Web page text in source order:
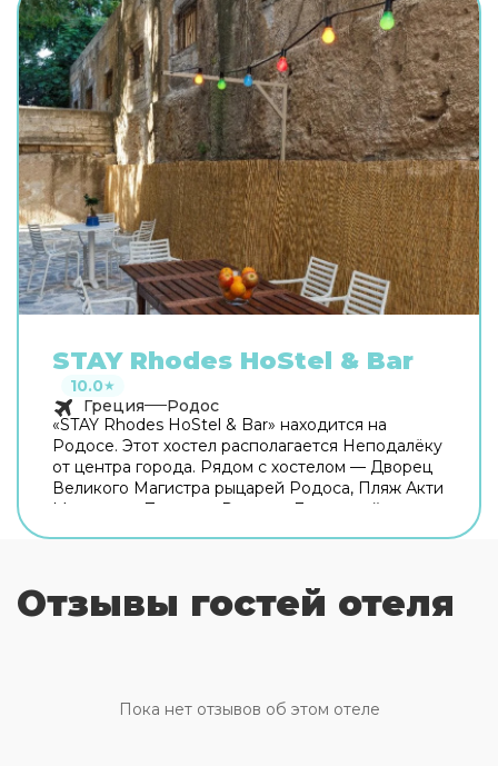
STAY Rhodes HoStel & Bar
10.0★
Греция
Родос
«STAY Rhodes HoStel & Bar» находится на
Родосе. Этот хостел располагается Неподалёку
от центра города. Рядом с хостелом — Дворец
Великого Магистра рыцарей Родоса, Пляж Акти
Миаоули и Площадь Римини. Для гостей
приготовления пищи. Хотите оставаться на
связи? В хостеле есть бесплатный Wi-Fi. Для
гостей в хостеле: массажный кабинет и врач.
Любителям спорта подготовили фитнес-центр,
Отзывы гостей отеля
Пока нет отзывов об этом отеле